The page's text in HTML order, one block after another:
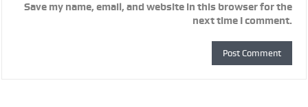
Save my name, email, and website in this browser for the
next time I comment.